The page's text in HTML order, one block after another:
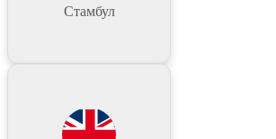
Стамбул